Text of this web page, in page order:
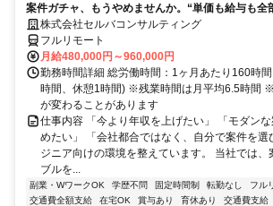
案件ガチャ、もうやめませんか。“単価も給与も全
株式会社セルバコンサルティング
フルリモート
月給480,000円～960,000円
勤務時間詳細 総労働時間：1ヶ月あたり160時
時間、休憩1時間) ※残業時間は月平均6.5時間
が変わることがあります
仕事内容 「今より年収を上げたい」 「モダン
めたい」 「会社都合ではなく、自分で案件を選
ジニア向けの環境を整えています。 当社では、
ブルを...
副業・WワークOK 学歴不問 固定時間制 転勤なし
フル
交通費全額支給
在宅OK 賞与あり 育休あり 交通費支給